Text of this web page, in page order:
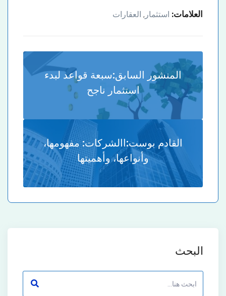
العلامات: استثمار , العقارات
المنشور السابق:سبعة قواعد لبدء
استثمار ناجح
القادم بوست:االشركات: مفهومها،
وأنواعها، وأهميتها
البحث